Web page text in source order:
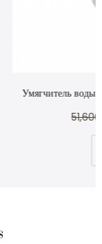
waterboss